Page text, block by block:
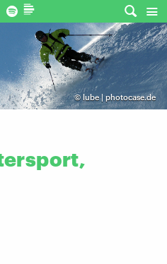
© lube | photocase.de